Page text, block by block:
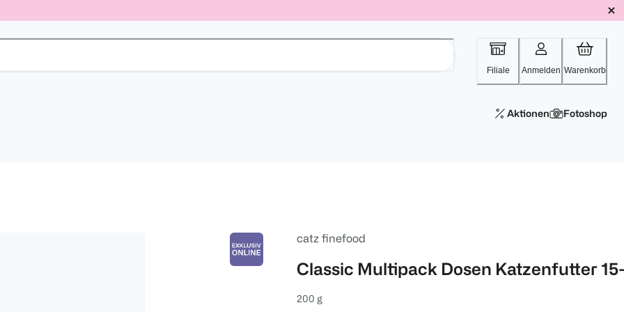
Filiale Anmelden Warenkorb
Aktionen Fotoshop
catz finefood
Classic Multipack Dosen Katzenfutter
200 g